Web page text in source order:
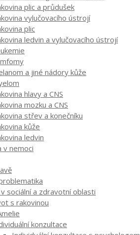
plic a průdušek
vylučovacího ústrojí
plic
ledvin a vylučovacího ústrojí
a jiné nádory kůže
hlavy a CNS
mozku a CNS
střev a konečníku
kůže
ledvin
v nemoci
sociální a zdravotní oblasti
s rakovinou
konzultace